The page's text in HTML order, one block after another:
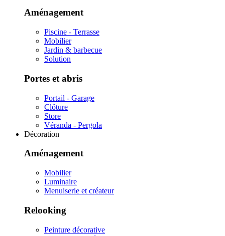
Aménagement
Piscine - Terrasse
Mobilier
Jardin & barbecue
Solution
Portes et abris
Portail - Garage
Clôture
Store
Véranda - Pergola
Décoration
Aménagement
Mobilier
Luminaire
Menuiserie et créateur
Relooking
Peinture décorative